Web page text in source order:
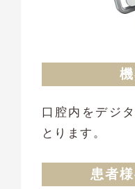
口腔内をデジ
とります。
患者